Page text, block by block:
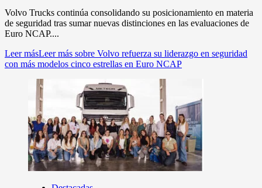
Volvo Trucks continúa consolidando su posicionamiento en materia
de seguridad tras sumar nuevas distinciones en las evaluaciones de
Euro NCAP....
Leer másLeer más sobre Volvo refuerza su liderazgo en seguridad
con más modelos cinco estrellas en Euro NCAP